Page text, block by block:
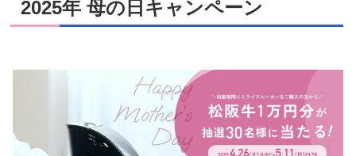
2025年 母の日キャンペーン